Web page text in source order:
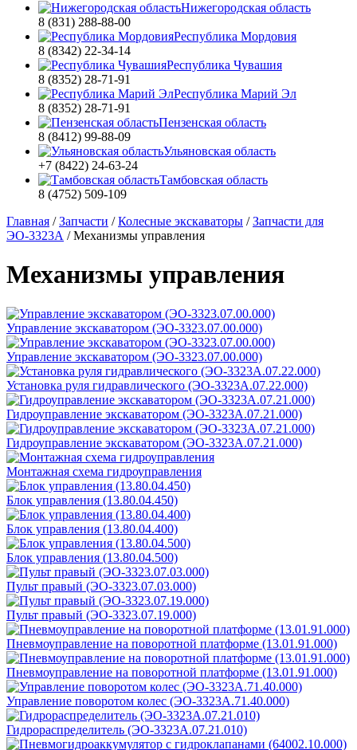
Нижегородская область
8 (831) 288-88-00
Республика Мордовия
8 (8342) 22-34-14
Республика Чувашия
8 (8352) 28-71-91
Республика Марий Эл
8 (8352) 28-71-91
Пензенская область
8 (8412) 99-88-09
Ульяновская область
+7 (8422) 24-63-24
Тамбовская область
8 (4752) 509-109
Главная /Запчасти /Колесные экскаваторы /Запчасти для
ЭО-3323А /Механизмы управления
Механизмы управления
Управление экскаватором (ЭО-3323.07.00.000)
Управление экскаватором (ЭО-3323.07.00.000)
Установка руля гидравлического (ЭО-3323А.07.22.000)
Гидроуправление экскаватором (ЭО-3323А.07.21.000)
Гидроуправление экскаватором (ЭО-3323А.07.21.000)
Монтажная схема гидроуправления
Блок управления (13.80.04.450)
Блок управления (13.80.04.400)
Блок управления (13.80.04.500)
Пульт правый (ЭО-3323.07.03.000)
Пульт правый (ЭО-3323.07.19.000)
Пневмоуправление на поворотной платформе (13.01.91.000)
Пневмоуправление на поворотной платформе (13.01.91.000)
Управление поворотом колес (ЭО-3323А.71.40.000)
Гидрораспределитель (ЭО-3323А.07.21.010)